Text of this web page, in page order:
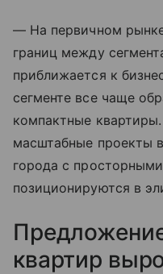
— На первичном
границ между
приближается к
сегменте все чаще
компактные
масштабные проекты
города с
позиционируются в
квартир